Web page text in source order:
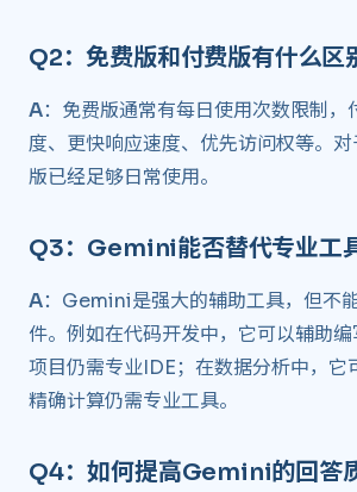
Q2：免费版和付费版有什么区
A：免费版通常有每日使用次数限制，
度、更快响应速度、优先访问权等。
版已经足够日常使用。
Q3：Gemini能否替代专业工具
A：Gemini是强大的辅助工具，但不
件。例如在代码开发中，它可以辅助
项目仍需专业IDE；在数据分析中，它
精确计算仍需专业工具。
Q4：如何提高Gemini的回答质